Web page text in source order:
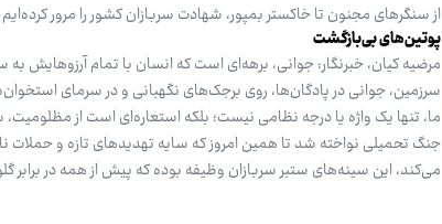
از سنگرهای مجنون تا خاکستر بمپور، شهادت سربازان کشور را مرور کرده‌ایم
پوتین‌های بی‌بازگشت
مرضیه کیان، خبرنگار: جوانی، برهه‌ای است که انسان با تمام آرزوهایش به
سرزمین، جوانی در پادگان‌ها، روی برجک‌های نگهبانی و در سرمای
ما، تنها یک واژه یا درجه نظامی نیست؛ بلکه استعاره‌ای است از
جنگ تحمیلی نواخته شد تا همین امروز که سایه تهدیدهای تازه و حملات
می‌کند، این سینه‌های ستبر سربازان وظیفه بوده که پیش از همه در